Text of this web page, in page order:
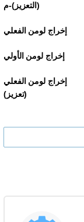
(التعزيز)-م
إخراج لومن الفعلي
إخراج لومن الأولي
إخراج لومن الفعلي
(تعزيز)